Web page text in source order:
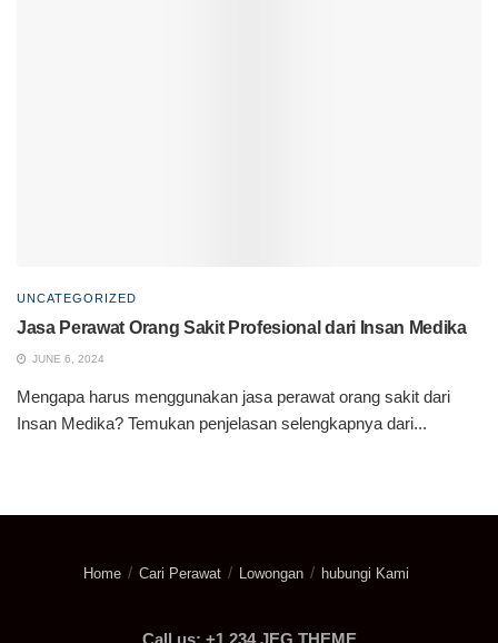
UNCATEGORIZED
Jasa Perawat Orang Sakit Profesional dari Insan Medika
JUNE 6, 2024
Mengapa harus menggunakan jasa perawat orang sakit dari
Insan Medika? Temukan penjelasan selengkapnya dari...
Home Cari Perawat Lowongan hubungi Kami
Call us: +1 234 JEG THEME